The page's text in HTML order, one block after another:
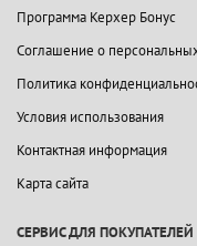
Программа Керхер Бонус
Соглашение о
Политика
Условия использования
Контактная информация
Карта сайта
СЕРВИС ДЛЯ ПОКУПАТЕЛЕЙ